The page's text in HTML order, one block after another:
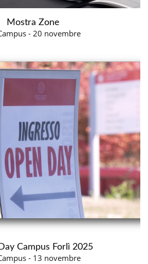
Mostra Zone
- 20 novembre
Campus Forlì 2025
- 13 novembre